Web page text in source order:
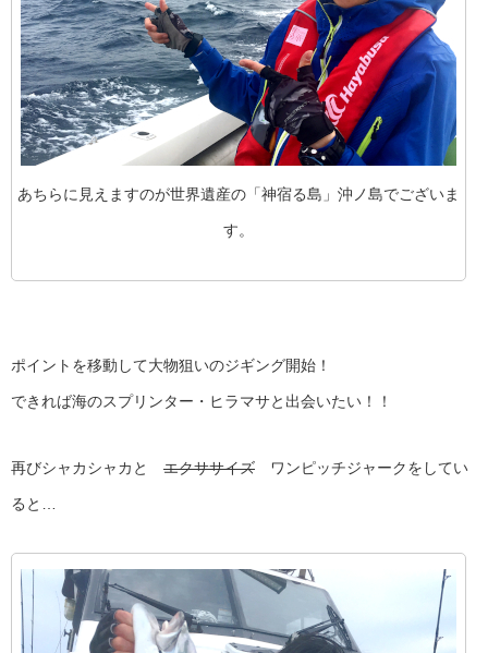
あちらに見えますのが世界遺産の「神宿る島」沖ノ島でございま
す。
ポイントを移動して大物狙いのジギング開始！
できれば海のスプリンター・ヒラマサと出会いたい！！
再びシャカシャカと エクササイズ ワンピッチジャークをしてい
ると…